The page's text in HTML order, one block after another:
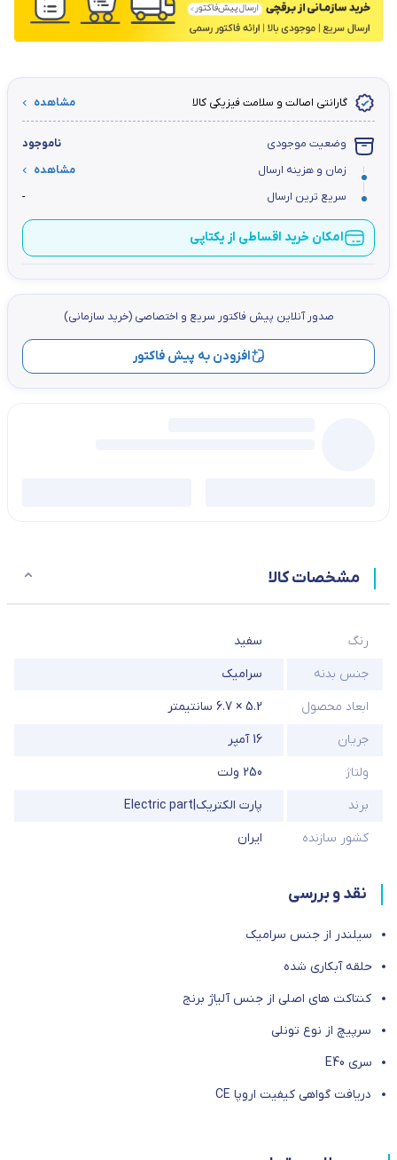
گارانتی اصالت و سلامت فیزیکی کالا مشاهده
وضعیت موجودی
ناموجود
زمان و هزینه ارسال
مشاهده
سریع ترین ارسال
-
امکان خرید اقساطی از یکتاپی
صدور آنلاین پيش فاكتور سریع و اختصاصي (خرید سازمانی)
افزودن به پیش فاکتور
مشخصات کالا
رنگ
سفید
جنس بدنه
سرامیک
ابعاد محصول
5.2 × 6.7 سانتیمتر
جریان
16 آمپر
ولتاژ
250 ولت
برند
پارت الکتریک|Electric part
کشور سازنده
ایران
نقد و بررسی
سیلندر از جنس سرامیک
حلقه آبکاری شده
کنتاکت های اصلی از جنس آلیاژ برنج
سرپیچ از نوع تونلی
سری E40
دریافت گواهی کیفیت اروپا CE